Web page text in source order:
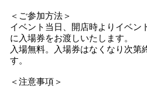
＜ご参加方法＞
イベント当日、開店時よりイベン
に入場券をお渡しいたします。
入場無料。入場券はなくなり次第
す。
＜注意事項＞